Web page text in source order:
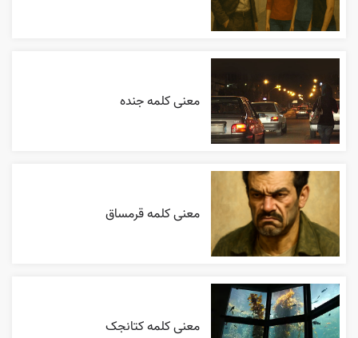
معنی کلمه جنده
معنی کلمه قرمساق
معنی کلمه کتانجک